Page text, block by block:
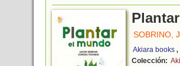
SOBRINO,
Akiara books
Colección: